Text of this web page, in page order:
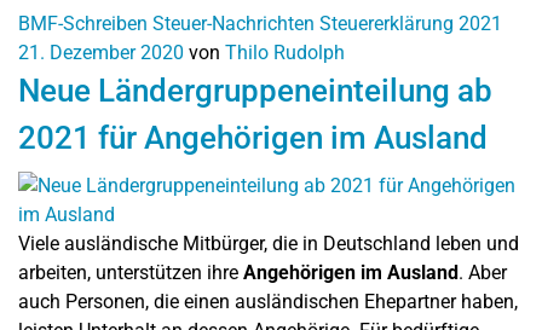
BMF-Schreiben Steuer-Nachrichten Steuererklärung 2021
21. Dezember 2020 von Thilo Rudolph
Neue Ländergruppeneinteilung ab
2021 für Angehörigen im Ausland
Viele ausländische Mitbürger, die in Deutschland leben und
arbeiten, unterstützen ihre Angehörigen im Ausland. Aber
auch Personen, die einen ausländischen Ehepartner haben,